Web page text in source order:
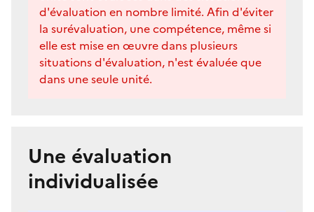
d'évaluation en nombre limité. Afin d'éviter
la surévaluation, une compétence, même si
elle est mise en œuvre dans plusieurs
situations d'évaluation, n'est évaluée que
dans une seule unité.
Une évaluation
individualisée